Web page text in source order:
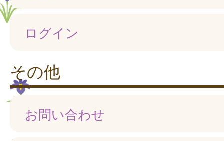
ログイン
その他
お問い合わせ